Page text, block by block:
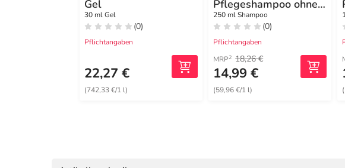
Gel
30 ml Gel
(0)
Pflichtangaben
22,27 €
(742,33 €/1 l)
Pflegeshampoo ohne
Duftstoffe
250 ml Shampoo
(0)
Pflichtangaben
MRP2 18,26 €
14,99 €
(59,96 €/1 l)